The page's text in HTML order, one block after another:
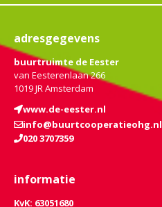
adresgegevens
buurtruimte de Eester
van Eesterenlaan 266
1019 JR Amsterdam
www.de-eester.nl
info@buurtcooperatieohg.nl
020 3707359
informatie
KvK: 63051680